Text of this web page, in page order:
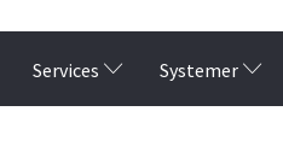
Services Systemer